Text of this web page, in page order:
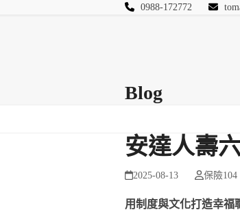
0988-172772
Blog
安達人壽
2025-08-13 保險104
用制度與文化打造幸福